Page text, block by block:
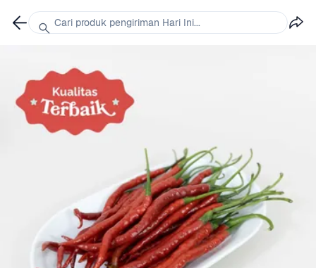
Cari produk pengiriman Hari Ini...